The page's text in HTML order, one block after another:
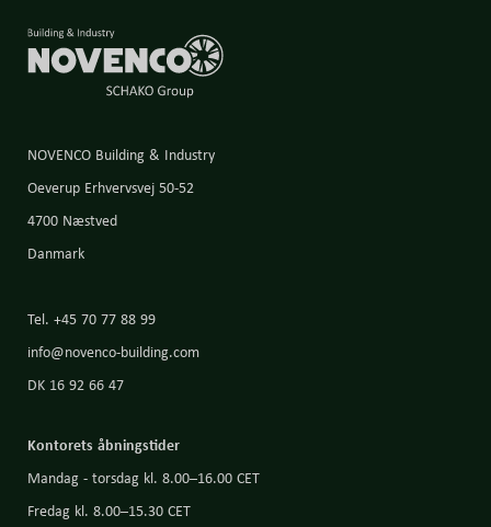
NOVENCO Building & Industry
Oeverup Erhvervsvej 50-52
4700 Næstved
Danmark
Tel. +45 70 77 88 99
info@novenco-building.com
DK 16 92 66 47
Kontorets åbningstider
Mandag - torsdag kl. 8.00–16.00 CET
Fredag kl. 8.00–15.30 CET